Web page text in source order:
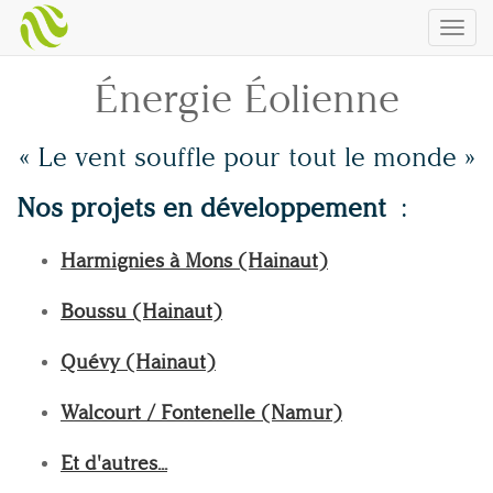
Énergie Éolienne
« Le vent souffle pour tout le monde »
Nos projets en développement :
Harmignies à Mons (Hainaut)
Boussu (Hainaut)
Quévy (Hainaut)
Walcourt / Fontenelle (Namur)
Et d'autres...